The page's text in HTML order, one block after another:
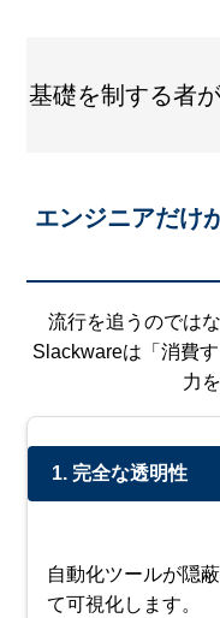
基礎を制する者
エンジニアだけ
流行を追うのでは
Slackwareは「消費
力
1. 完全な透明性
自動化ツールが隠
て可視化します。